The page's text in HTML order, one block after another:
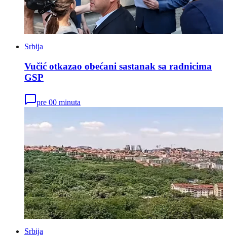
Srbija
Vučić otkazao obećani sastanak sa radnicima
GSP
pre 00 minuta
Srbija